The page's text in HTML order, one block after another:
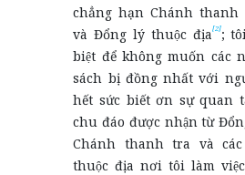
chẳng hạn Chánh thanh
và Đổng lý thuộc địa[2];
biệt để không muốn các
sách bị đồng nhất với
hết sức biết ơn sự quan
chu đáo được nhận từ
Chánh thanh tra và
thuộc địa nơi tôi làm